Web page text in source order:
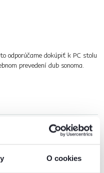
O cookies
odporúčame dokúpiť k PC stolu
prevedení dub sonoma.